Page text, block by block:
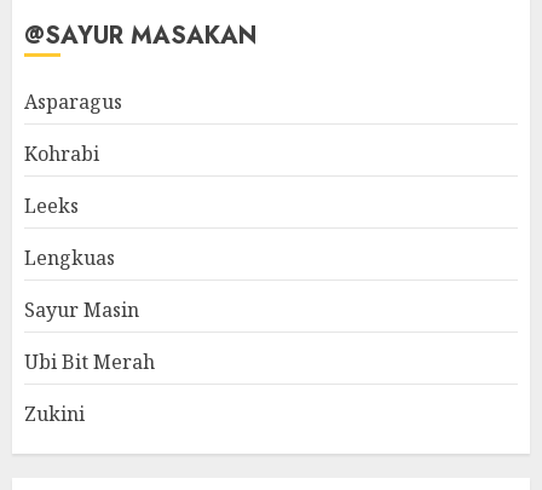
@SAYUR MASAKAN
Asparagus
Kohrabi
Leeks
Lengkuas
Sayur Masin
Ubi Bit Merah
Zukini